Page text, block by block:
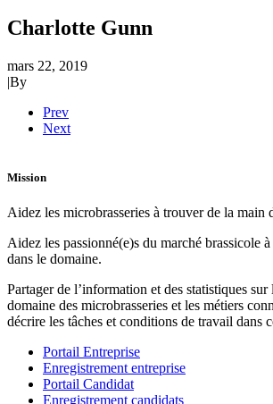
Charlotte Gunn
mars 22, 2019
|By
Prev
Next
Mission
Aidez les microbrasseries à trouver de la main
Aidez les passionné(e)s du marché brassicole
dans le domaine.
Partager de l’information et des statistiques sur
domaine des microbrasseries et les métiers
décrire les tâches et conditions de travail dans
Portail Entreprise
Enregistrement entreprise
Portail Candidat
Enregistrement candidats